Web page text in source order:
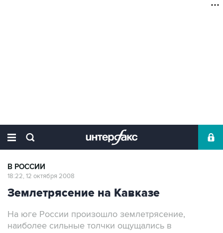
В РОССИИ
18:22, 12 октября 2008
Землетрясение на Кавказе
На юге России произошло землетрясение,
наиболее сильные толчки ощущались в